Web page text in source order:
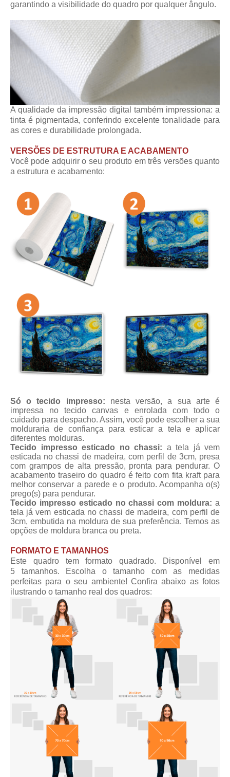
garantindo a visibilidade do quadro por qualquer ângulo.
A qualidade da impressão digital também impressiona: a
tinta é pigmentada, conferindo excelente tonalidade para
as cores e durabilidade prolongada.
VERSÕES DE ESTRUTURA E ACABAMENTO
Você pode adquirir o seu produto em três versões quanto
a estrutura e acabamento:
Só o tecido impresso: nesta versão, a sua arte é
impressa no tecido canvas e enrolada com todo o
cuidado para despacho. Assim, você pode escolher a sua
molduraria de confiança para esticar a tela e aplicar
diferentes molduras.
Tecido impresso esticado no chassi: a tela já vem
esticada no chassi de madeira, com perfil de 3cm, presa
com grampos de alta pressão, pronta para pendurar. O
acabamento traseiro do quadro é feito com fita kraft para
melhor conservar a parede e o produto. Acompanha o(s)
prego(s) para pendurar.
Tecido impresso esticado no chassi com moldura: a
tela já vem esticada no chassi de madeira, com perfil de
3cm, embutida na moldura de sua preferência. Temos as
opções de moldura branca ou preta.
FORMATO E TAMANHOS
Este quadro tem formato quadrado. Disponível em
5 tamanhos. Escolha o tamanho com as medidas
perfeitas para o seu ambiente! Confira abaixo as fotos
ilustrando o tamanho real dos quadros: